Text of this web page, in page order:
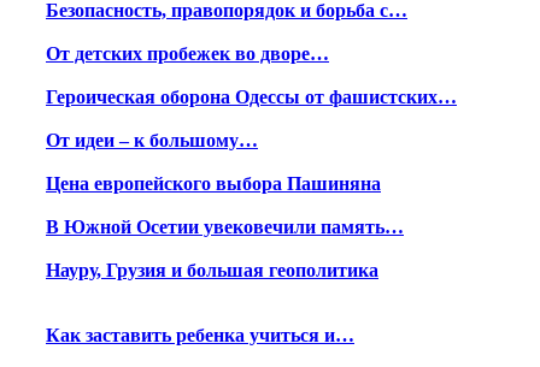
Безопасность, правопорядок и борьба с…
От детских пробежек во дворе…
Героическая оборона Одессы от фашистских…
От идеи – к большому…
Цена европейского выбора Пашиняна
В Южной Осетии увековечили память…
Науру, Грузия и большая геополитика
Как заставить ребенка учиться и…